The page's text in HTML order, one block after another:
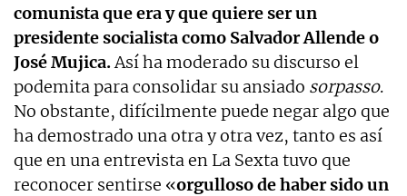
comunista que era y que quiere ser un
presidente socialista como Salvador Allende o
José Mujica.Así ha moderado su discurso el
podemita para consolidar su ansiado sorpasso.
No obstante, difícilmente puede negar algo que
ha demostrado una otra y otra vez, tanto es así
que en una entrevista en La Sexta tuvo que
reconocer sentirse «orgulloso de haber sido un